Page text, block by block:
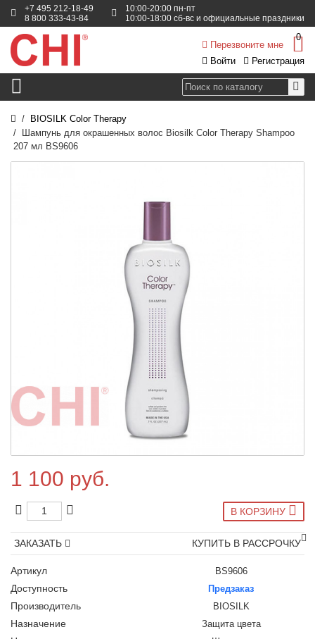
+7 495 212-18-49
8 800 333-43-84
10:00-20:00 пн-пт
10:00-18:00 сб-вс и официальные праздники
Войти Регистрация
Перезвоните мне
0
BIOSILK Color Therapy
Шампунь для окрашенных волос Biosilk Color Therapy Shampoo
207 мл BS9606
1 100 руб.
В КОРЗИНУ
ЗАКАЗАТЬ КУПИТЬ В РАССРОЧКУ
Артикул BS9606
Доступность Предзаказ
Производитель BIOSILK
Назначение Защита цвета